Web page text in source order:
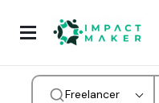
Freelancer